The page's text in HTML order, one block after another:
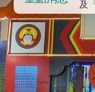
及
世
總
走
堅
訪
總
國